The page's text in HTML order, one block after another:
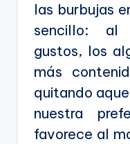
las burbujas
sencillo: al
gustos, los
más
quitando
nuestra
favorece al